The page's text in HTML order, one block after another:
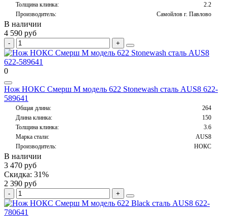
Толщина клинка:
2.2
Производитель:
Самойлов г. Павлово
В наличии
4 590 руб
0
Нож НОКС Смерш М модель 622 Stonewash сталь AUS8 622-
589641
Общая длина:
264
Длина клинка:
150
Толщина клинка:
3.6
Марка стали:
AUS8
Производитель:
НОКС
В наличии
3 470 руб
Скидка: 31%
2 390 руб